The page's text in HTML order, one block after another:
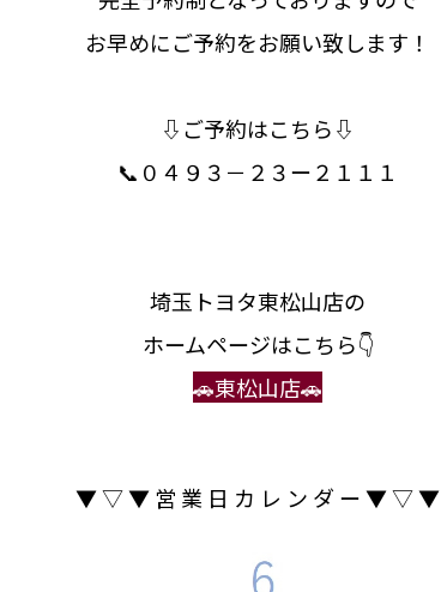
お早めにご予約をお願い致します！
⇩ご予約はこちら⇩
📞０４９３－２３ー２１１１
埼玉トヨタ東松山店の
ホームページはこちら👇
🚗東松山店🚗
▼ ▽ ▼ 営 業 日 カ レ ン ダ ー ▼ ▽ ▼